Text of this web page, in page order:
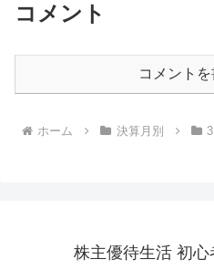
コメント
コメント
ホーム 決算月別
株主優待生活 初